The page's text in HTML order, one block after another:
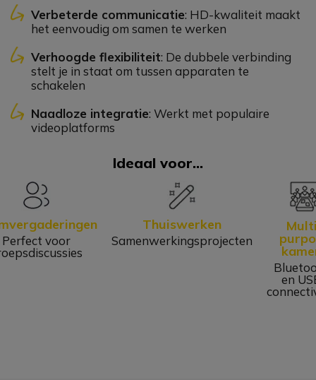
Verbeterde communicatie: HD-kwaliteit maakt
het eenvoudig om samen te werken
Verhoogde flexibiliteit: De dubbele verbinding
stelt je in staat om tussen apparaten te
schakelen
Naadloze integratie: Werkt met populaire
videoplatforms
Ideaal voor...
Perfect voor
Thuiswerken
Samenwerkingsprojecten
en